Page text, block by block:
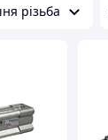
різьба